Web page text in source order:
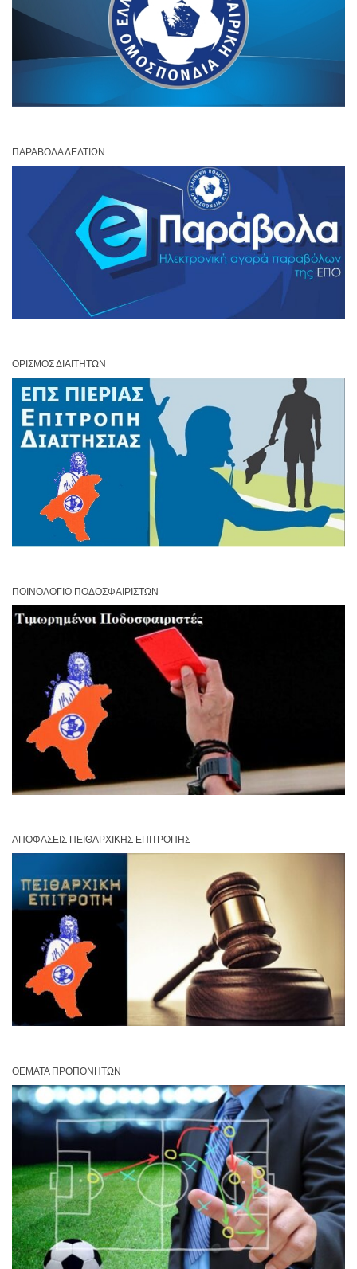
ΠΑΡΆΒΟΛΑ ΔΕΛΤΊΩΝ
ΟΡΙΣΜΌΣ ΔΙΑΙΤΗΤΏΝ
ΠΟΙΝΟΛΌΓΙΟ ΠΟΔΟΣΦΑΙΡΙΣΤΏΝ
ΑΠΟΦΆΣΕΙΣ ΠΕΙΘΑΡΧΙΚΉΣ ΕΠΙΤΡΟΠΉΣ
ΘΈΜΑΤΑ ΠΡΟΠΟΝΗΤΏΝ